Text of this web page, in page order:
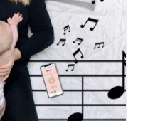
di Influencer
2020
Blogtour
Influencer